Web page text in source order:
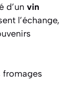
d’un vin
l’échange,
fromages